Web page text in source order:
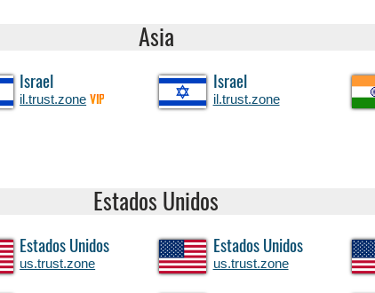
Asia
Israel
il.trust.zone VIP
Israel
il.trust.zone
Estados Unidos
Estados Unidos
us.trust.zone
Estados Unidos
us.trust.zone